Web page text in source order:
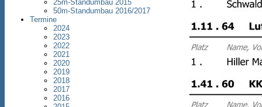
25m-Standumbau 2015
50m-Standumbau 2016/2017
Termine
2024
2023
2022
2021
2020
2019
2018
2017
2016